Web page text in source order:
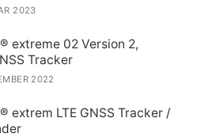
2023
extreme 02 Version 2,
Tracker
2022
extrem LTE GNSS Tracker /